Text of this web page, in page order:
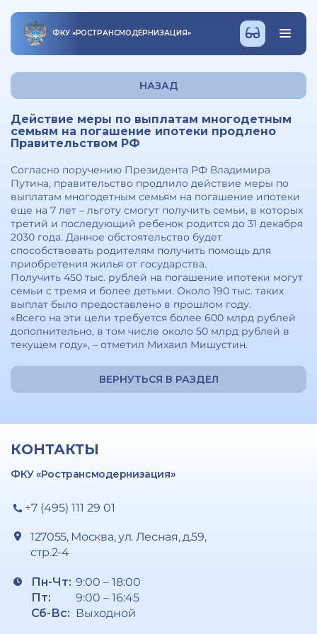
ФКУ «РОСТРАНСМОДЕРНИЗАЦИЯ»
НАЗАД
Действие меры по выплатам многодетным
семьям на погашение ипотеки продлено
Правительством РФ
Согласно поручению Президента РФ Владимира
Путина, правительство продлило действие меры по
выплатам многодетным семьям на погашение ипотеки
еще на 7 лет – льготу смогут получить семьи, в которых
третий и последующий ребенок родится до 31 декабря
2030 года. Данное обстоятельство будет
способствовать родителям получить помощь для
приобретения жилья от государства.
Получить 450 тыс. рублей на погашение ипотеки могут
семьи с тремя и более детьми. Около 190 тыс. таких
выплат было предоставлено в прошлом году.
«Всего на эти цели требуется более 600 млрд рублей
дополнительно, в том числе около 50 млрд рублей в
текущем году», – отметил Михаил Мишустин.
ВЕРНУТЬСЯ В РАЗДЕЛ
КОНТАКТЫ
ФКУ «Ространсмодернизация»
+7 (495) 111 29 01
127055, Москва, ул. Лесная, д.59,
стр.2-4
Пн-Чт:
Пт:
Сб-Вс:
9:00 – 18:00
9:00 – 16:45
Выходной